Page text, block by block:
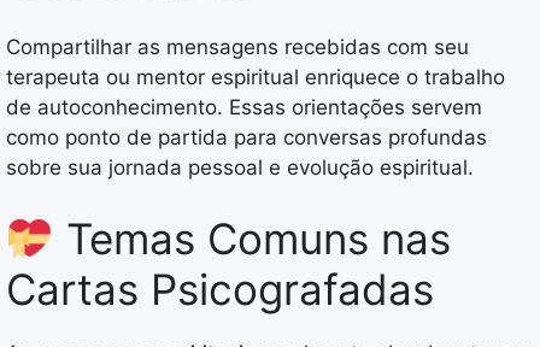
Compartilhar as mensagens recebidas com seu
terapeuta ou mentor espiritual enriquece o trabalho
de autoconhecimento. Essas orientações servem
como ponto de partida para conversas profundas
sobre sua jornada pessoal e evolução espiritual.
Temas Comuns nas
Cartas Psicografadas